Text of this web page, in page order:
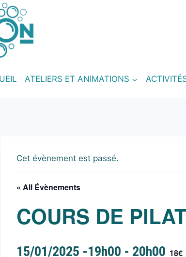
ATELIERS ET ANIMATIONS
Cet évènement est passé.
« All Évènements
COURS DE
15/01/2025 -19h00 - 20h00 18€